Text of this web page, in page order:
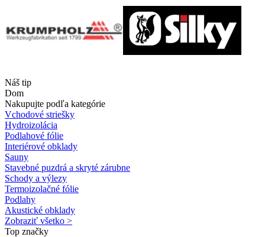
Náš tip
Dom
Nakupujte podľa kategórie
Vchodové striešky
Hydroizolácia
Podlahové fólie
Interiérové obklady
Sauny
Stavebné puzdrá a skryté zárubne
Schody a výlezy
Termoizolačné fólie
Podlahy
Akustické obklady
Zobraziť všetko >
Top značky